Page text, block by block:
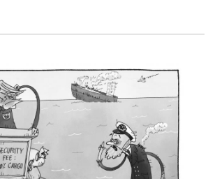
ومرّت بمراحل متعددة.